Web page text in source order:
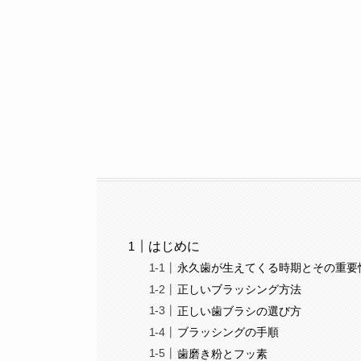
はじめに
永久歯が生えてくる時期とその重要
正しいブラッシング方法
正しい歯ブラシの選び方
ブラッシングの手順
歯磨き粉とフッ素